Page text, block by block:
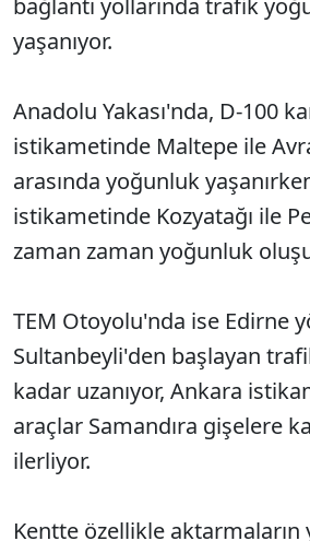
bağlantı yollarında trafik
yaşanıyor.
Anadolu Yakası'nda, D-100
istikametinde Maltepe ile
arasında yoğunluk
istikametinde Kozyatağı ile
zaman zaman yoğunluk
TEM Otoyolu'nda ise Edirne
Sultanbeyli'den başlayan
kadar uzanıyor, Ankara
araçlar Samandıra gişelere
ilerliyor.
Kentte özellikle aktarmaların